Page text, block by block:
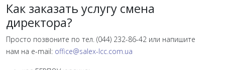
Как заказать услугу смена
директора?
Просто позвоните по тел. (044) 232-86-42 или напишите
нам на e-mail: office@salex-lcc.com.ua